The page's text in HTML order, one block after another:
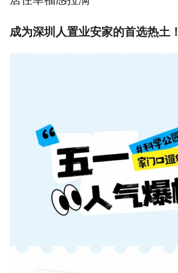
成为深圳人置业安家的首选热土！